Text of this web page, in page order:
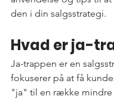
den i din salgsstrategi.
Hvad er ja-
Ja-trappen er en
fokuserer på at få
"ja" til en række mindre